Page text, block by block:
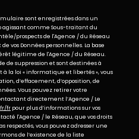
sont enregistrées dans un
comme Sous-traitant du
prospects de l'Agence / du Réseau
vos Données personnelles. La base
légitime de l'Agence / du Réseau.
de suppression et sont destinées à
la loi « informatique et libertés », vous
d’effacement, d’opposition, de
Vous pouvez retirer votre
directement l’Agence / Le
fr pour plus d’informations sur vos
l'Agence / le Réseau, que vos droits
respectés, vous pouvez adresser une
de l’existence de la liste